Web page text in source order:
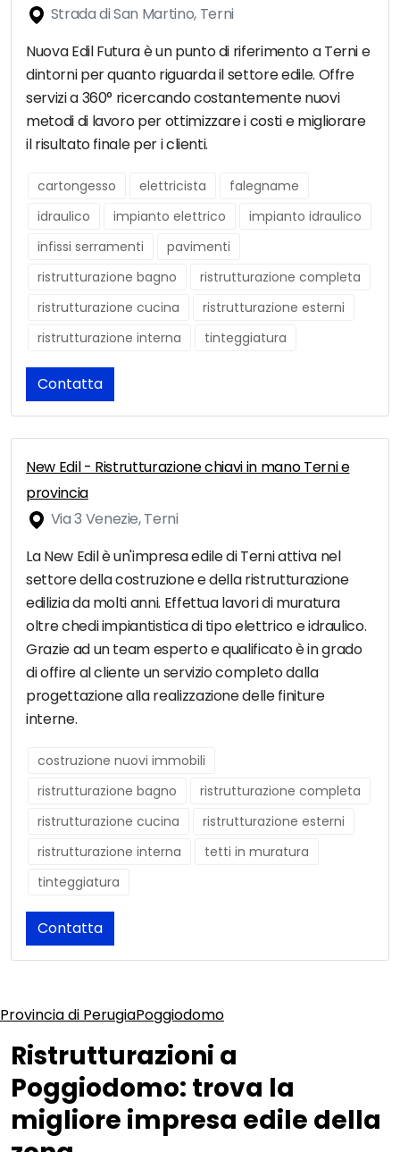
Strada di San Martino, Terni
Nuova Edil Futura è un punto di riferimento a Terni e
dintorni per quanto riguarda il settore edile. Offre
servizi a 360° ricercando costantemente nuovi
metodi di lavoro per ottimizzare i costi e migliorare
il risultato finale per i clienti.
cartongesso elettricista
falegname
idraulico
impianto elettrico
impianto idraulico
infissi serramenti
pavimenti
ristrutturazione bagno
ristrutturazione completa
ristrutturazione cucina
ristrutturazione esterni
ristrutturazione interna
tinteggiatura
Contatta
New Edil - Ristrutturazione chiavi in mano Terni e
provincia
Via 3 Venezie, Terni
La New Edil è un'impresa edile di Terni attiva nel
settore della costruzione e della ristrutturazione
edilizia da molti anni. Effettua lavori di muratura
oltre chedi impiantistica di tipo elettrico e idraulico.
Grazie ad un team esperto e qualificato è in grado
di offire al cliente un servizio completo dalla
progettazione alla realizzazione delle finiture
interne.
costruzione nuovi immobili
ristrutturazione bagno
ristrutturazione completa
ristrutturazione cucina
ristrutturazione esterni
ristrutturazione interna
tetti in muratura
tinteggiatura
Contatta
Provincia di PerugiaPoggiodomo
Ristrutturazioni a
Poggiodomo: trova la
migliore impresa edile della